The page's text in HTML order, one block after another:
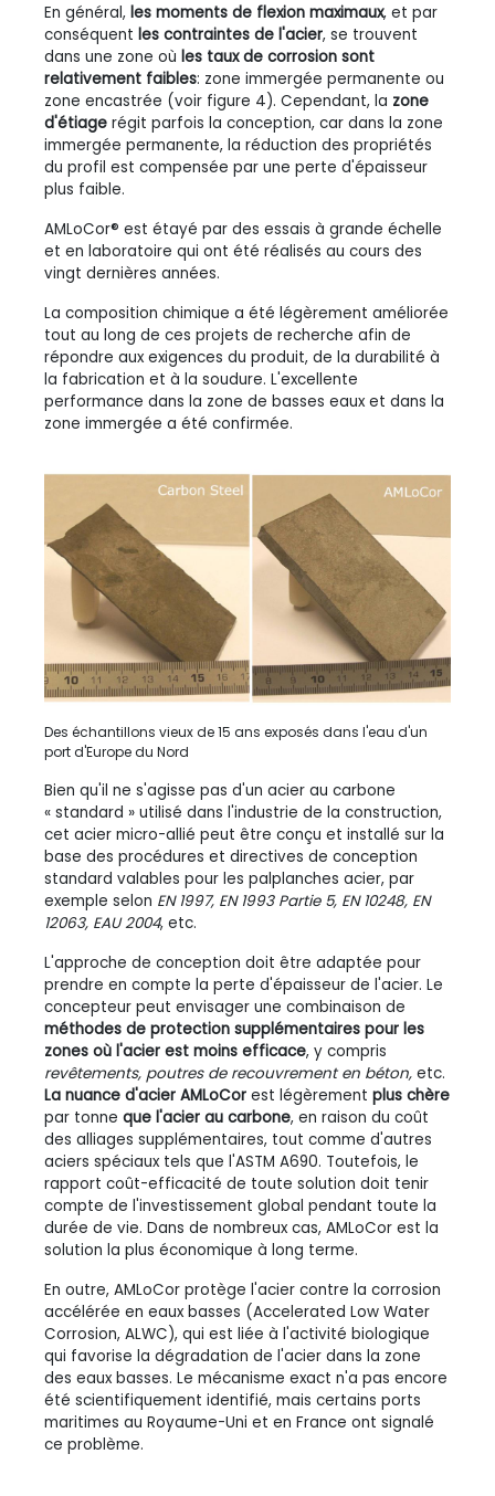
En général, les moments de flexion maximaux, et par
conséquent les contraintes de l'acier, se trouvent
dans une zone où les taux de corrosion sont
relativement faibles: zone immergée permanente ou
zone encastrée (voir figure 4). Cependant, la zone
d'étiage régit parfois la conception, car dans la zone
immergée permanente, la réduction des propriétés
du profil est compensée par une perte d'épaisseur
plus faible.
AMLoCor® est étayé par des essais à grande échelle
et en laboratoire qui ont été réalisés au cours des
vingt dernières années.
La composition chimique a été légèrement améliorée
tout au long de ces projets de recherche afin de
répondre aux exigences du produit, de la durabilité à
la fabrication et à la soudure. L'excellente
performance dans la zone de basses eaux et dans la
zone immergée a été confirmée.
Des échantillons vieux de 15 ans exposés dans l'eau d'un
port d'Europe du Nord
Bien qu'il ne s'agisse pas d'un acier au carbone
« standard » utilisé dans l'industrie de la construction,
cet acier micro-allié peut être conçu et installé sur la
base des procédures et directives de conception
standard valables pour les palplanches acier, par
exemple selon EN 1997, EN 1993 Partie 5, EN 10248, EN
12063, EAU 2004, etc.
L'approche de conception doit être adaptée pour
prendre en compte la perte d'épaisseur de l'acier. Le
concepteur peut envisager une combinaison de
méthodes de protection supplémentaires pour les
zones où l'acier est moins efficace, y compris
revêtements, poutres de recouvrement en béton, etc.
La nuance d'acier AMLoCor est légèrement plus chère
par tonne que l'acier au carbone, en raison du coût
des alliages supplémentaires, tout comme d'autres
aciers spéciaux tels que l'ASTM A690. Toutefois, le
rapport coût-efficacité de toute solution doit tenir
compte de l'investissement global pendant toute la
durée de vie. Dans de nombreux cas, AMLoCor est la
solution la plus économique à long terme.
En outre, AMLoCor protège l'acier contre la corrosion
accélérée en eaux basses (Accelerated Low Water
Corrosion, ALWC), qui est liée à l'activité biologique
qui favorise la dégradation de l'acier dans la zone
des eaux basses. Le mécanisme exact n'a pas encore
été scientifiquement identifié, mais certains ports
maritimes au Royaume-Uni et en France ont signalé
ce problème.